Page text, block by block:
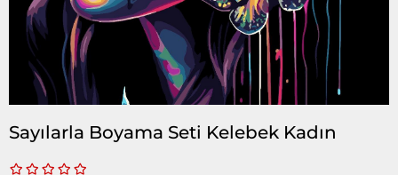
Sayılarla Boyama Seti Kelebek Kadın